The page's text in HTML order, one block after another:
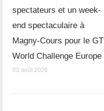
spectateurs et un week-
end spectaculaire à
Magny-Cours pour le GT
World Challenge Europe
03 août 2026